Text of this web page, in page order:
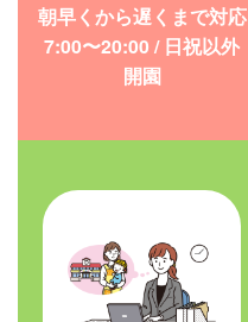
朝早くから遅くまで対応
7:00〜20:00 / 日祝以外
開園